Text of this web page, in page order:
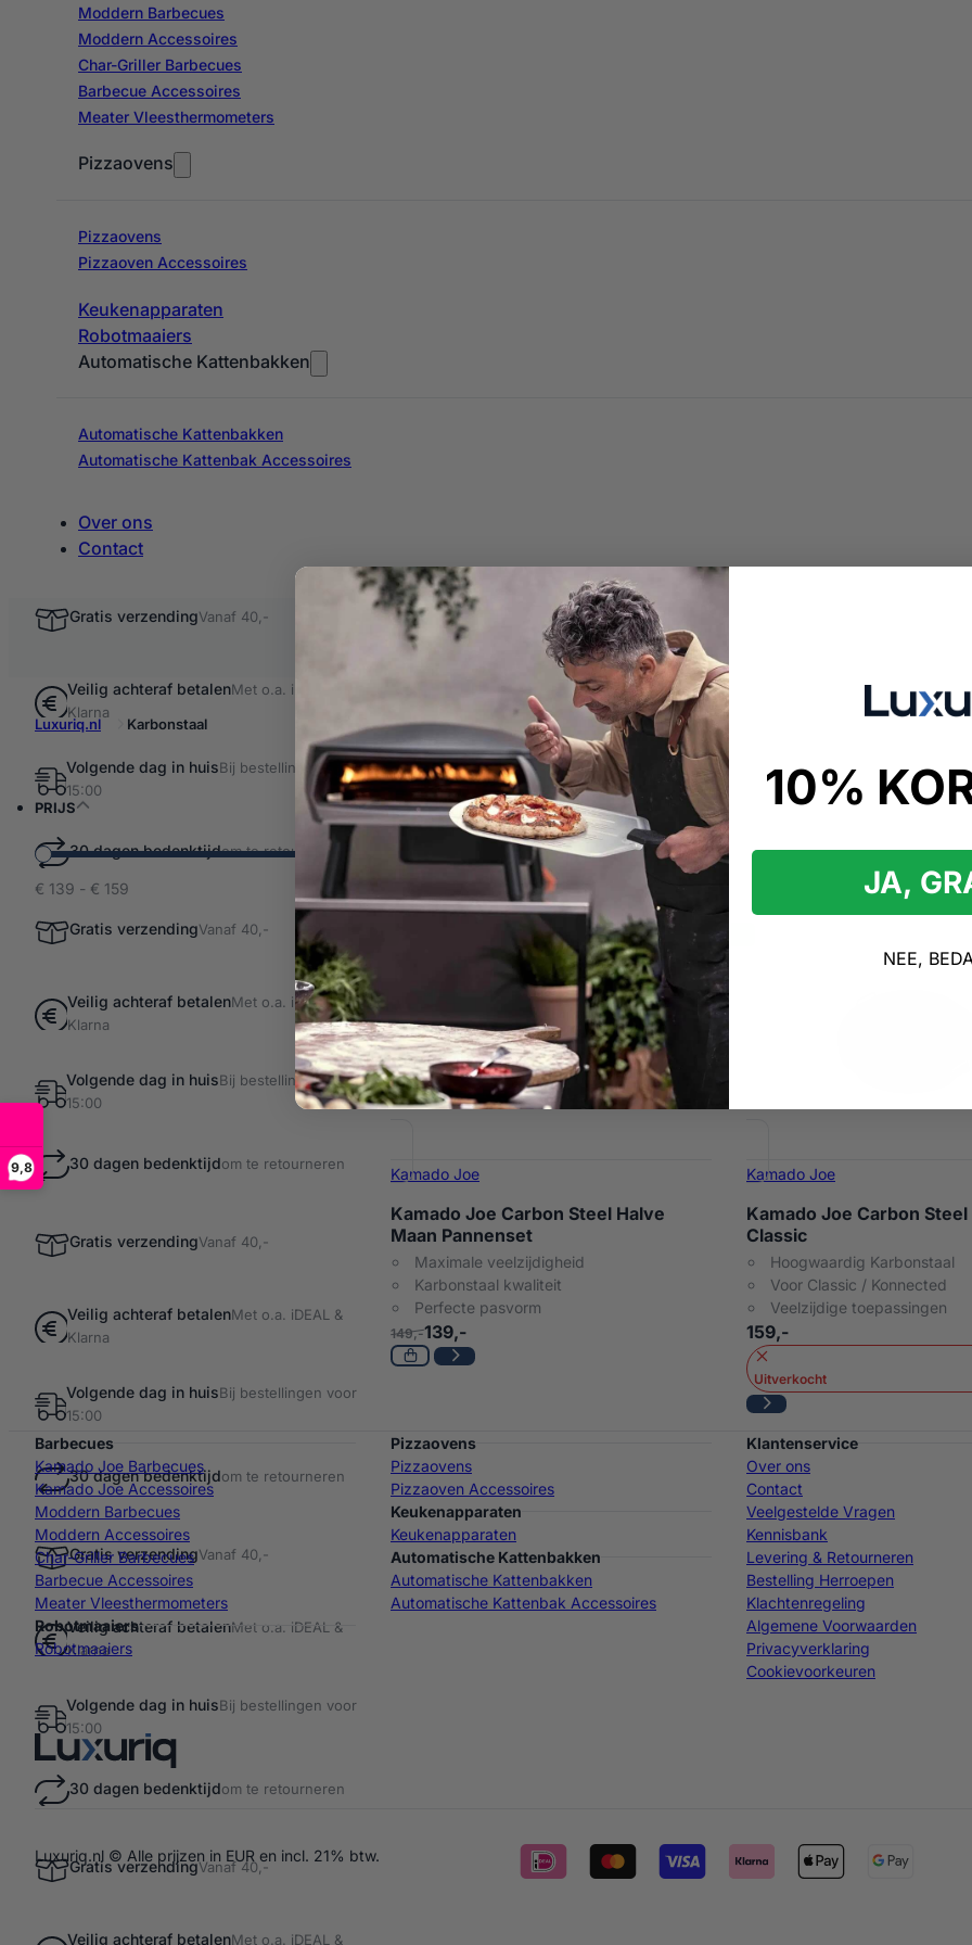
9,8
Moddern Barbecues
Moddern Accessoires
Char-Griller Barbecues
Barbecue Accessoires
Meater Vleesthermometers
Pizzaovens
Pizzaovens
Pizzaoven Accessoires
Keukenapparaten
Robotmaaiers
Automatische Kattenbakken
Automatische Kattenbakken
Automatische Kattenbak Accessoires
Over ons
Contact
Gratis verzendingVanaf 40,-
Veilig achteraf betalenMet o.a. iDEAL &
Klarna
Volgende dag in huisBij bestellingen voor
15:00
30 dagen bedenktijdom te retourneren
Gratis verzendingVanaf 40,-
Veilig achteraf betalenMet o.a. iDEAL &
Klarna
Volgende dag in huisBij bestellingen voor
15:00
30 dagen bedenktijdom te retourneren
Gratis verzendingVanaf 40,-
Veilig achteraf betalenMet o.a. iDEAL &
Klarna
Volgende dag in huisBij bestellingen voor
15:00
30 dagen bedenktijdom te retourneren
Gratis verzendingVanaf 40,-
Veilig achteraf betalenMet o.a. iDEAL &
Klarna
Volgende dag in huisBij bestellingen voor
15:00
30 dagen bedenktijdom te retourneren
Gratis verzendingVanaf 40,-
Veilig achteraf betalenMet o.a. iDEAL &
Luxuriq.nl Karbonstaal
Filter resultaten
PRIJS
€ 139 - € 159
Karbonstaalkopen
Karbonstaal Producten
Kamado Joe
Kamado Joe Carbon Steel Halve
Maan Pannenset
Maximale veelzijdigheid
Karbonstaal kwaliteit
Perfecte pasvorm
149,-139,-
Kamado Joe
Kamado Joe Carbon Steel
Classic
Hoogwaardig Karbonstaal
Voor Classic / Konnected
Veelzijdige toepassingen
159,-
Uitverkocht
Barbecues
Kamado Joe Barbecues
Kamado Joe Accessoires
Moddern Barbecues
Moddern Accessoires
Char-Griller Barbecues
Barbecue Accessoires
Meater Vleesthermometers
Robotmaaiers
Robotmaaiers
Pizzaovens
Pizzaovens
Pizzaoven Accessoires
Keukenapparaten
Keukenapparaten
Automatische Kattenbakken
Automatische Kattenbakken
Automatische Kattenbak Accessoires
Klantenservice
Over ons
Contact
Veelgestelde Vragen
Kennisbank
Levering & Retourneren
Bestelling Herroepen
Klachtenregeling
Algemene Voorwaarden
Privacyverklaring
Cookievoorkeuren
Luxuriq.nl © Alle prijzen in EUR en incl. 21% btw.
10%
JA,
NEE,